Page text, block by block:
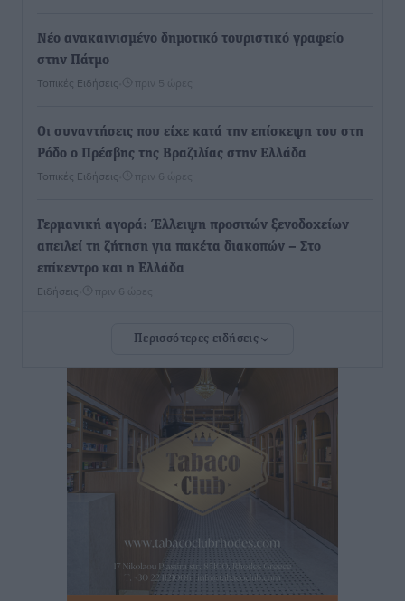
Νέο ανακαινισμένο δημοτικό τουριστικό γραφείο
στην Πάτμο
Τοπικές Ειδήσεις πριν 5 ώρες
Οι συναντήσεις που είχε κατά την επίσκεψη του στη
Ρόδο ο Πρέσβης της Βραζιλίας στην Ελλάδα
Τοπικές Ειδήσεις πριν 6 ώρες
Γερμανική αγορά: Έλλειψη προσιτών ξενοδοχείων
απειλεί τη ζήτηση για πακέτα διακοπών – Στο
επίκεντρο και η Ελλάδα
Ειδήσεις πριν 6 ώρες
Νέο ξενοδοχείο στη Ρόδο για την H Hotels –
στην Κω
Τοπικές Ειδήσεις πριν 6 ώρες
Αυτοκίνητο μπήκε παράνομα σε μονόδρομο στο
Μαστιχάρι – Αναποδογύρισε όχημα με μητέρα και
“Η Ευρώπη αντιμετώπιζε το προσφυγικό σαν ταινία
τρόμου” – Η συγκλονιστική μαρτυρία της Χαρούλας
Περισσότερες ειδήσεις